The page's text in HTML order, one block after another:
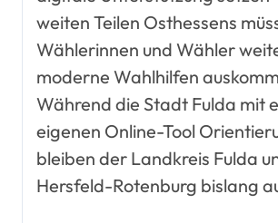
weiten Teilen Osthessens
Wählerinnen und Wähler
moderne Wahlhilfen
Während die Stadt Fulda mit
eigenen Online-Tool
bleiben der Landkreis Fulda
Hersfeld-Rotenburg bislang